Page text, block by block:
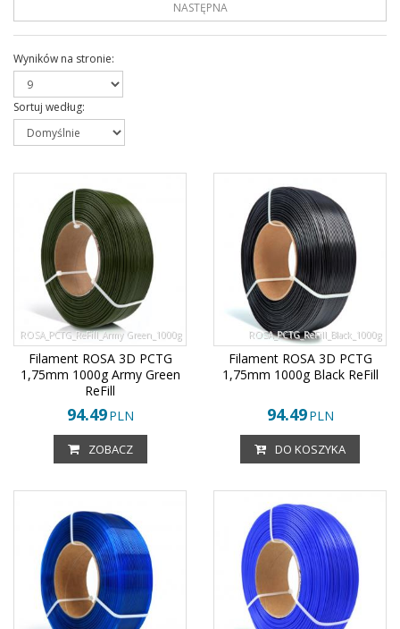
NASTĘPNA
Wyników na stronie:
Sortuj według:
ROSA_PCTG_ReFill_Army Green_1000g
Filament ROSA 3D PCTG
1,75mm 1000g Army Green
ReFill
94.49PLN
ZOBACZ
ROSA_PCTG_ReFill_Black_1000g
Filament ROSA 3D PCTG
1,75mm 1000g Black ReFill
94.49PLN
DO KOSZYKA